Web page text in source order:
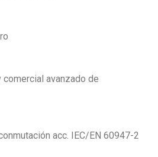
avanzado de
acc. IEC/EN 60947-2